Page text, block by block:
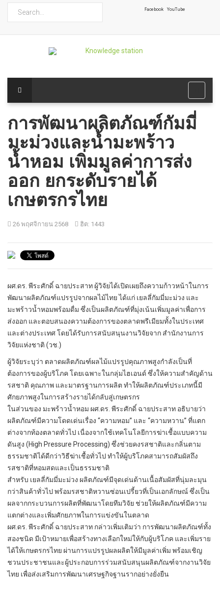
Facebook YouTube
การพัฒนาผลิตภัณฑ์กัมมี่
มะม่วงและน้ำมะพร้าว
น้ำหอม เพิ่มมูลค่าการส่ง
ออก ยกระดับรายได้
เกษตรกรไทย
26 พฤศจิกายน 2568 ฮิต: 1443
ผศ.ดร. พีระศักดิ์ ฉายประสาท ผู้วิจัยได้เปิดเผยถึงความก้าวหน้าในการ
พัฒนาผลิตภัณฑ์แปรรูปจากผลไม้ไทย ได้แก่ เยลลี่กัมมี่มะม่วง และ
มะพร้าวน้ำหอมพร้อมดื่ม ซึ่งเป็นผลิตภัณฑ์ที่มุ่งเน้นเพิ่มมูลค่าเพื่อการ
ส่งออก และตอบสนองความต้องการของตลาดพรีเมียมทั้งในประเทศ
และต่างประเทศ โดยได้รับการสนับสนุนงานวิจัยจาก สำนักงานการ
วิจัยแห่งชาติ (วช.)
ผู้วิจัยระบุว่า ตลาดผลิตภัณฑ์ผลไม้แปรรูปคุณภาพสูงกำลังเป็นที่
ต้องการของผู้บริโภค โดยเฉพาะในกลุ่มไฮเอนด์ ซึ่งให้ความสำคัญด้าน
รสชาติ คุณภาพ และมาตรฐานการผลิต ทำให้ผลิตภัณฑ์ประเภทนี้มี
ศักยภาพสูงในการสร้างรายได้กลับสู่เกษตรกร
ในส่วนของ มะพร้าวน้ำหอม ผศ.ดร. พีระศักดิ์ ฉายประสาท อธิบายว่า
ผลิตภัณฑ์มีความโดดเด่นเรื่อง “ความหอม” และ “ความหวาน” ที่แตก
ต่างจากท้องตลาดทั่วไป เนื่องจากใช้เทคโนโลยีการฆ่าเชื้อแบบความ
ดันสูง (High Pressure Processing) ซึ่งช่วยคงรสชาติและกลิ่นตาม
ธรรมชาติได้ดีกว่าวิธีฆ่าเชื้อทั่วไป ทำให้ผู้บริโภคสามารถสัมผัสถึง
รสชาติที่หอมสดและเป็นธรรมชาติ
สำหรับ เยลลี่กัมมี่มะม่วง ผลิตภัณฑ์มีจุดเด่นด้านเนื้อสัมผัสที่นุ่มละมุน
กว่าสินค้าทั่วไป พร้อมรสชาติหวานซ่อนเปรี้ยวที่เป็นเอกลักษณ์ ซึ่งเป็น
ผลจากกระบวนการผลิตที่พัฒนาโดยทีมวิจัย ช่วยให้ผลิตภัณฑ์มีความ
แตกต่างและเพิ่มศักยภาพในการแข่งขันในตลาด
ผศ.ดร. พีระศักดิ์ ฉายประสาท กล่าวเพิ่มเติมว่า การพัฒนาผลิตภัณฑ์ทั้ง
สองชนิด มีเป้าหมายเพื่อสร้างทางเลือกใหม่ให้กับผู้บริโภค และเพิ่มราย
ได้ให้เกษตรกรไทย ผ่านการแปรรูปผลผลิตให้มีมูลค่าเพิ่ม พร้อมเชิญ
ชวนประชาชนและผู้ประกอบการร่วมสนับสนุนผลิตภัณฑ์จากงานวิจัย
ไทย เพื่อส่งเสริมการพัฒนาเศรษฐกิจฐานรากอย่างยั่งยืน